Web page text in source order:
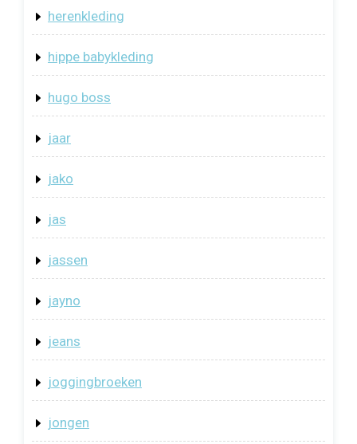
herenkleding
hippe babykleding
hugo boss
jaar
jako
jas
jassen
jayno
jeans
joggingbroeken
jongen